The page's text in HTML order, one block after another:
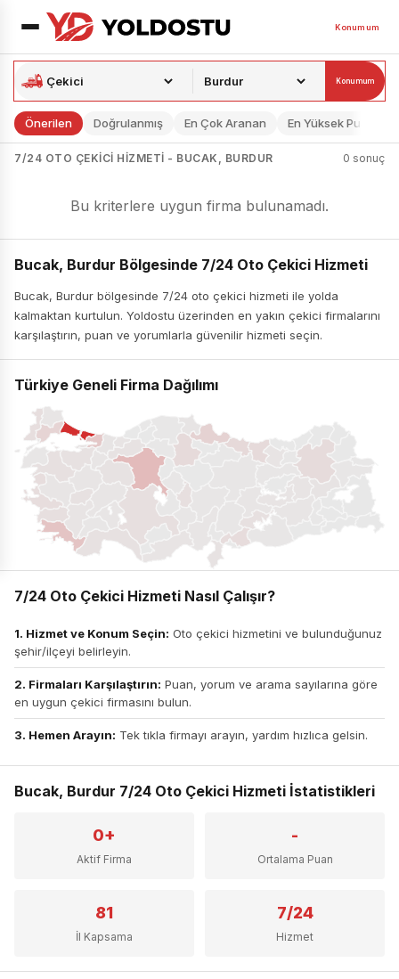
Konumum
Konumum
Önerilen Doğrulanmış En Çok Aranan En Yüksek Puan
7/24 OTO ÇEKICI HIZMETI - BUCAK, BURDUR 0 sonuç
Bu kriterlere uygun firma bulunamadı.
Bucak, Burdur Bölgesinde 7/24 Oto Çekici Hizmeti
Bucak, Burdur bölgesinde 7/24 oto çekici hizmeti ile yolda
kalmaktan kurtulun. Yoldostu üzerinden en yakın çekici firmalarını
karşılaştırın, puan ve yorumlarla güvenilir hizmeti seçin.
Türkiye Geneli Firma Dağılımı
7/24 Oto Çekici Hizmeti Nasıl Çalışır?
1. Hizmet ve Konum Seçin: Oto çekici hizmetini ve bulunduğunuz
şehir/ilçeyi belirleyin.
2. Firmaları Karşılaştırın: Puan, yorum ve arama sayılarına göre
en uygun çekici firmasını bulun.
3. Hemen Arayın: Tek tıkla firmayı arayın, yardım hızlıca gelsin.
Bucak, Burdur 7/24 Oto Çekici Hizmeti İstatistikleri
0+
Aktif Firma
-
Ortalama Puan
81
İl Kapsama
7/24
Hizmet